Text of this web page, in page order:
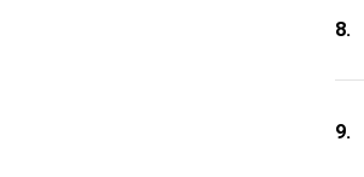
8.
9.